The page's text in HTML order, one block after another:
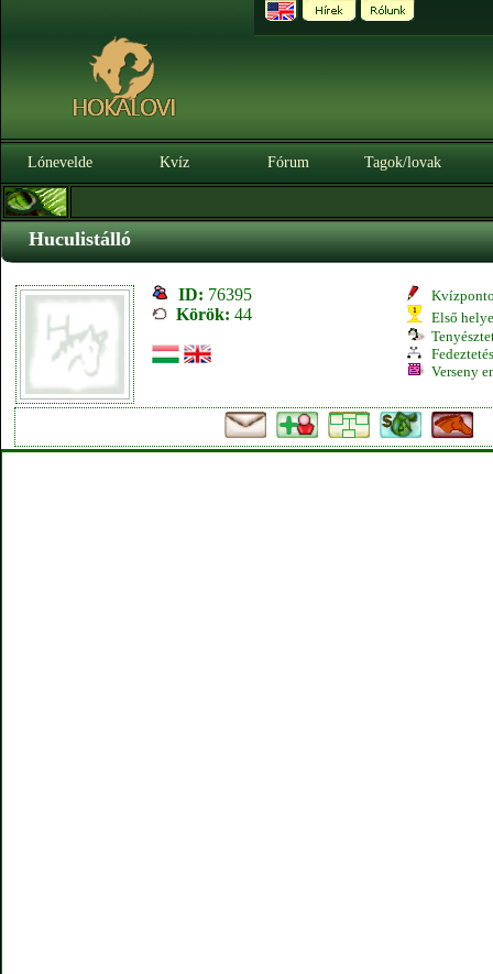
Lónevelde Kvíz Fórum Tagok/lovak
Huculistálló
ID: 76395
Körök: 44
Első
Verseny